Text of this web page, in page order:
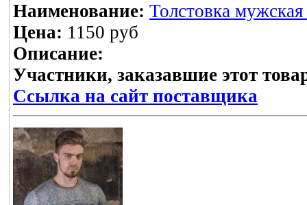
Наименование: Толстовка
Цена: 1150 руб
Описание:
Участники, заказавшие этот
Ссылка на сайт поставщика